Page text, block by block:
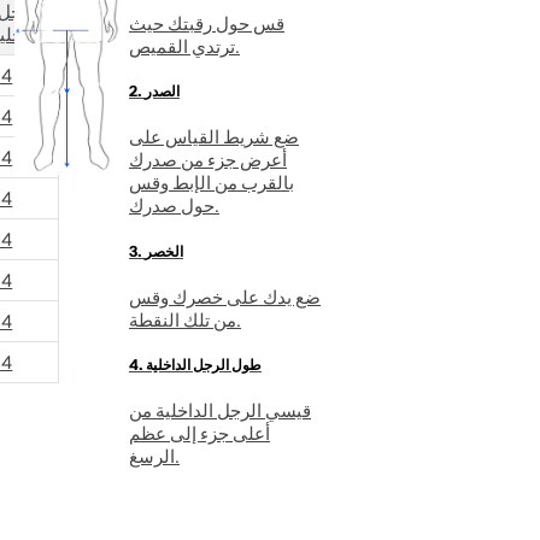
الرجل
قس حول رقبتك حيث
ترتدي القميص.
2. الصدر
ضع شريط القياس على
أعرض جزء من صدرك
بالقرب من الإبط وقس
حول صدرك.
3. الخصر
ضع يدك على خصرك وقس
من تلك النقطة.
4. طول الرجل الداخلية
قيسي الرجل الداخلية من
أعلى جزء إلى عظم
الرسغ.